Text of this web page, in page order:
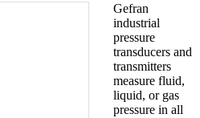
Gefran
industrial
pressure
transducers and
transmitters
measure fluid,
liquid, or gas
pressure in all